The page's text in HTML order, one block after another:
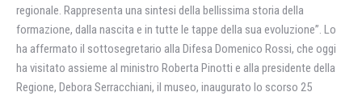
regionale. Rappresenta una sintesi della bellissima storia della
formazione, dalla nascita e in tutte le tappe della sua evoluzione”. Lo
ha affermato il sottosegretario alla Difesa Domenico Rossi, che oggi
ha visitato assieme al ministro Roberta Pinotti e alla presidente della
Regione, Debora Serracchiani, il museo, inaugurato lo scorso 25